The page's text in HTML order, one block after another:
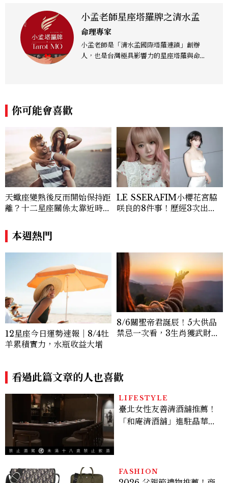
小孟老師星座塔羅牌之清水孟
命理專家
小孟老師是「清水孟國際塔羅連鎖」創辦
人，也是台灣極具影響力的星座塔羅與命理
你可能會喜歡
天蠍座變熟後反而開始保持距
離？十二星座關係太靠近時最
壓力就先躲起來
LE SSERAFIM小櫻花宮脇
咲良的8件事！歷經3次出
本週熱門
12星座今日運勢速報｜8/4牡
羊累積實力，水瓶收益大增
8/6關聖帝君誕辰！5大供品
禁忌一次看，3生肖獲武財神
看過此篇文章的人也喜歡
LIFESTYLE
臺北女性友善清酒舖推薦！
「和庵清酒舖」進駐晶華酒
FASHION